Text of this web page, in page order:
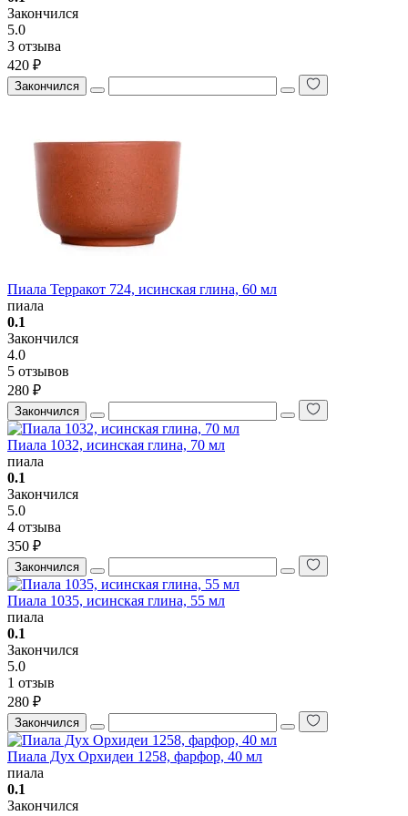
Закончился
5.0
3 отзыва
420 ₽
Закончился
Пиала Терракот 724, исинская глина, 60 мл
пиала
0.1
Закончился
4.0
5 отзывов
280 ₽
Закончился
Пиала 1032, исинская глина, 70 мл
пиала
0.1
Закончился
5.0
4 отзыва
350 ₽
Закончился
Пиала 1035, исинская глина, 55 мл
пиала
0.1
Закончился
5.0
1 отзыв
280 ₽
Закончился
Пиала Дух Орхидеи 1258, фарфор, 40 мл
пиала
0.1
Закончился